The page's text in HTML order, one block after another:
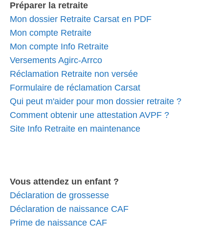
Préparer la retraite
Mon dossier Retraite Carsat en PDF
Mon compte Retraite
Mon compte Info Retraite
Versements Agirc-Arrco
Réclamation Retraite non versée
Formulaire de réclamation Carsat
Qui peut m'aider pour mon dossier retraite ?
Comment obtenir une attestation AVPF ?
Site Info Retraite en maintenance
Vous attendez un enfant ?
Déclaration de grossesse
Déclaration de naissance CAF
Prime de naissance CAF